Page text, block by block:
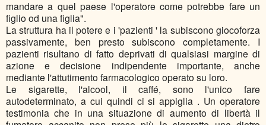
mandare a quel paese l'operatore come potrebbe fare un
figlio od una figlia".
La struttura ha il potere e i 'pazienti ' la subiscono giocoforza
passivamente, ben presto subiscono completamente. I
pazienti risultano di fatto deprivati di qualsiasi margine di
azione e decisione indipendente importante, anche
mediante l'attutimento farmacologico operato su loro.
Le sigarette, l'alcool, il caffé, sono l'unico fare
autodeterminato, a cui quindi ci si appiglia . Un operatore
testimonia che in una situazione di aumento di libertà il